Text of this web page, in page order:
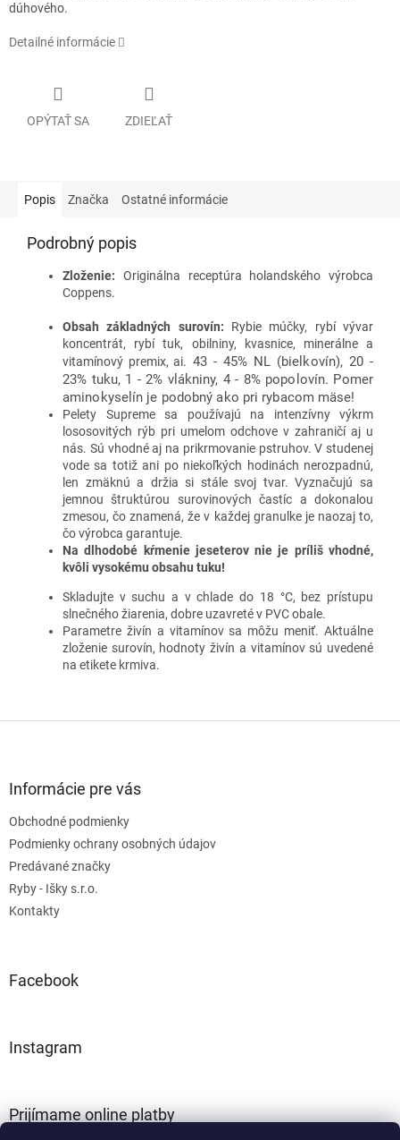
dúhového.
Detailné informácie
OPÝTAŤ SA ZDIEĽAŤ
Popis Značka Ostatné informácie
Podrobný popis
Zloženie: Originálna receptúra holandského výrobca
Coppens.
Obsah základných surovín: Rybie múčky, rybí vývar
koncentrát, rybí tuk, obilniny, kvasnice, minerálne a
vitamínový premix, ai. 43 - 45% NL (bielkovín), 20 -
23% tuku, 1 - 2% vlákniny, 4 - 8% popolovín. Pomer
aminokyselín je podobný ako pri rybacom mäse!
Pelety Supreme sa používajú na intenzívny výkrm
lososovitých rýb pri umelom odchove v zahraničí aj u
nás. Sú vhodné aj na prikrmovanie pstruhov. V studenej
vode sa totiž ani po niekoľkých hodinách nerozpadnú,
len zmäknú a držia si stále svoj tvar. Vyznačujú sa
jemnou štruktúrou surovinových častíc a dokonalou
zmesou, čo znamená, že v každej granulke je naozaj to,
čo výrobca garantuje.
Na dlhodobé kŕmenie jeseterov nie je príliš vhodné,
kvôli vysokému obsahu tuku!
Skladujte v suchu a v chlade do 18 °C, bez prístupu
slnečného žiarenia, dobre uzavreté v PVC obale.
Parametre živín a vitamínov sa môžu meniť. Aktuálne
zloženie surovín, hodnoty živín a vitamínov sú uvedené
na etikete krmiva.
Informácie pre vás
Obchodné podmienky
Podmienky ochrany osobných údajov
Predávané značky
Ryby - Išky s.r.o.
Kontakty
Facebook
Instagram
Prijímame online platby